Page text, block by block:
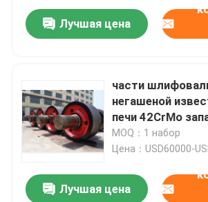
Лучшая цена
части
негашеной
печи 42CrMo
MOQ：1 набор
Цена：USD60000-
Лучшая цена